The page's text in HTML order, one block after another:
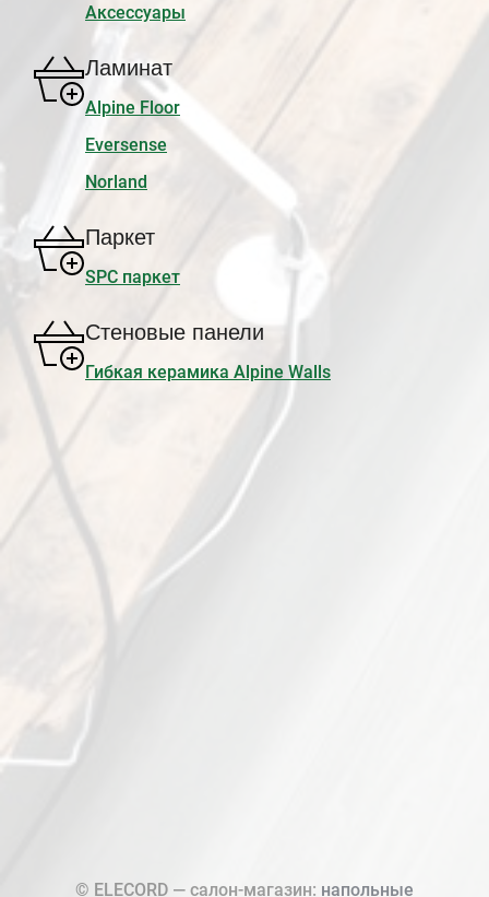
Аксессуары
Ламинат
Alpine Floor
Eversense
Norland
Паркет
SPC паркет
Стеновые панели
Гибкая керамика Alpine Walls
© ELECORD — салон-магазин: напольные